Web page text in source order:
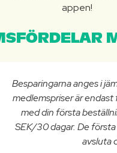
appen!
Besparingarna anges i
medlemspriser är
med din första
SEK/30 dagar. De
avsluta